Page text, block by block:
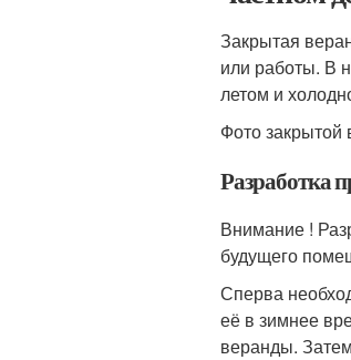
Закрытая
или работы. В
летом и
Фото закрытой
Разработка
Внимание !
будущего
Сперва
её в зимнее
веранды.